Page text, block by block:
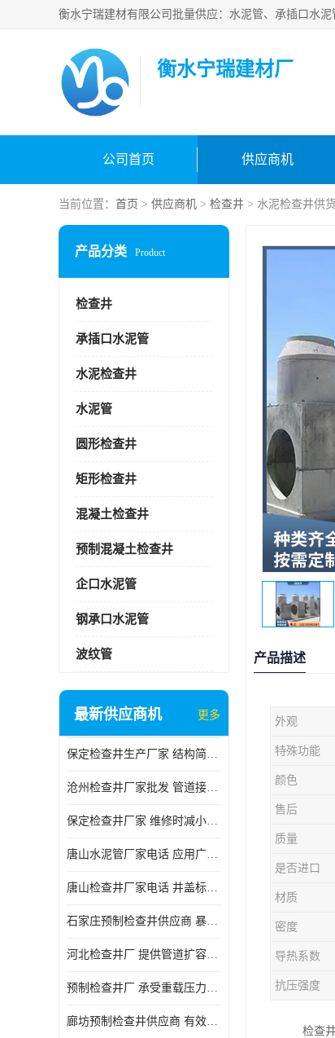
衡水宁瑞建材厂
公司首页 供应商机
当前位置： 首页 > 供应商机 > 检查井 > 水泥检查井供
产品分类 Product
检查井
承插口水泥管
水泥检查井
水泥管
圆形检查井
矩形检查井
混凝土检查井
预制混凝土检查井
企口水泥管
钢承口水泥管
波纹管
最新供应商机 更多
保定检查井生产厂家 结构简单易于安装
沧州检查井厂家批发 管道接口密封良好
保定检查井厂家 维修时减小交通影响
唐山水泥管厂家电话 应用广泛领域多样
唐山检查井厂家电话 井盖标识清晰无误
石家庄预制检查井供应商 暴雨季节排水畅通
河北检查井厂 提供管道扩容接口
预制检查井厂 承受重载压力稳定
廊坊预制检查井供应商 有效引导分流雨水
产品描述
外观
特殊功能
颜色
售后
质量
是否进口
材质
密度
导热系数
抗压强度
检查